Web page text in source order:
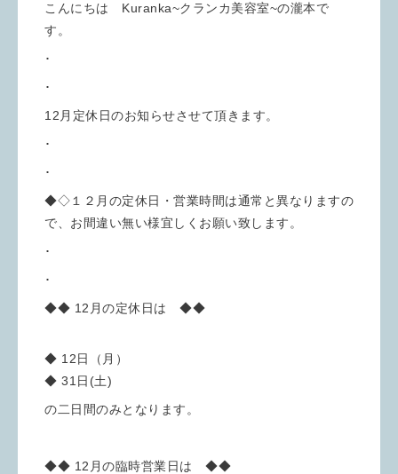
こんにちは Kuranka~クランカ美容室~の瀧本で
す。
･
･
12月定休日のお知らせさせて頂きます。
･
･
◆◇１２月の定休日・営業時間は通常と異なりますの
で、お間違い無い様宜しくお願い致します。
･
･
◆◆ 12月の定休日は ◆◆
◆ 12日（月）
◆ 31日(土)
の二日間のみとなります。
◆◆ 12月の臨時営業日は ◆◆